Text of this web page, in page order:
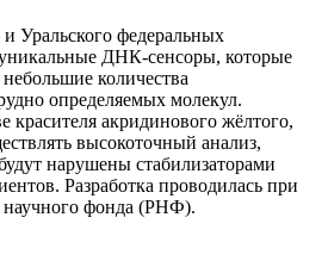
Уральского федеральных
уникальные ДНК-сенсоры, которые
количества
определяемых молекул.
красителя акридинового жёлтого,
высокоточный анализ,
нарушены стабилизаторами
Разработка проводилась при
научного фонда (РНФ).